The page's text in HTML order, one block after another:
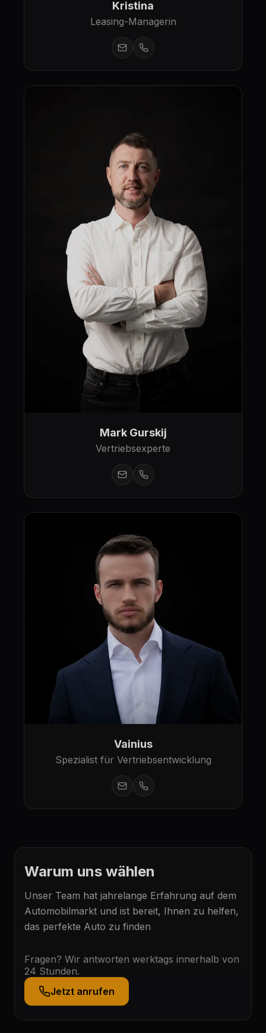
Kristina
Leasing-Managerin
Mark Gurskij
Vertriebsexperte
Vainius
Spezialist für Vertriebsentwicklung
Warum uns wählen
Unser Team hat jahrelange Erfahrung auf dem
Automobilmarkt und ist bereit, Ihnen zu helfen,
das perfekte Auto zu finden
Fragen? Wir antworten werktags innerhalb von
24 Stunden.
Jetzt anrufen